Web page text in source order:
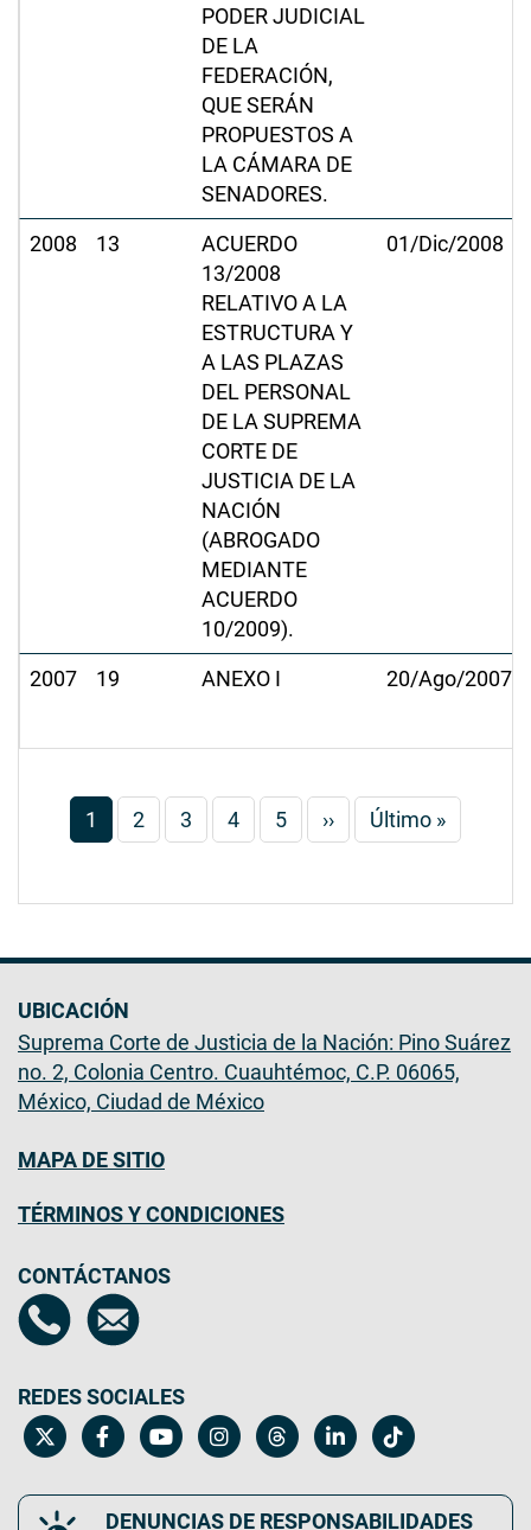
PODER JUDICIAL
DE LA
FEDERACIÓN,
QUE SERÁN
PROPUESTOS A
LA CÁMARA DE
SENADORES.
2008 13
ACUERDO
13/2008
RELATIVO A LA
ESTRUCTURA Y
A LAS PLAZAS
DEL PERSONAL
DE LA SUPREMA
CORTE DE
JUSTICIA DE LA
NACIÓN
(ABROGADO
MEDIANTE
ACUERDO
10/2009).
01/Dic/2008
2007 19 ANEXO I 20/Ago/2007
Página
actual
1 Página
2 Página
3 Página
4 Página
5
Siguiente
página
››
Última
página
Último »
UBICACIÓN
Suprema Corte de Justicia de la Nación: Pino Suárez
no. 2, Colonia Centro. Cuauhtémoc, C.P. 06065,
México, Ciudad de México
MAPA DE SITIO
TÉRMINOS Y CONDICIONES
CONTÁCTANOS
REDES SOCIALES
DENUNCIAS DE RESPONSABILIDADES